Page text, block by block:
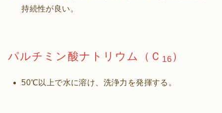
持続性が良い。
パルチミン酸ナトリウム（Ｃ 16 ）
50℃以上で水に溶け、洗浄力を発揮する。